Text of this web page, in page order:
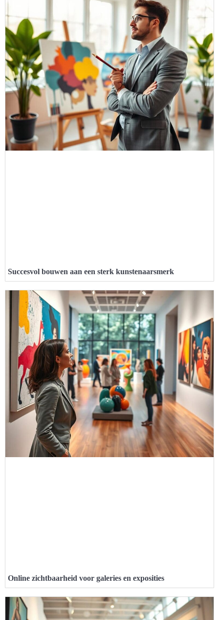
Succesvol bouwen aan een sterk kunstenaarsmerk
Online zichtbaarheid voor galeries en exposities